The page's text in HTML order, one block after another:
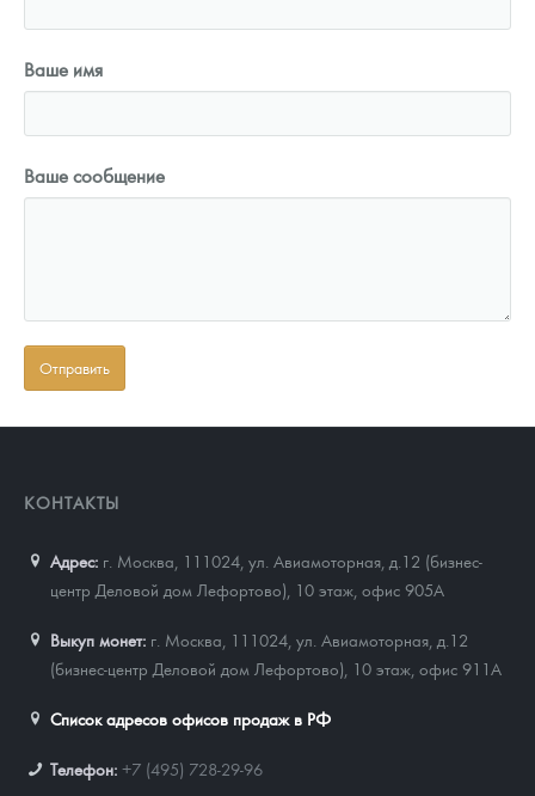
Ваше имя
Ваше сообщение
КОНТАКТЫ
Адрес: г. Москва, 111024 ул. Авиамоторная, д.12 (бизнес-
центр Деловой дом Лефортово), 10 этаж, офис 905А
Выкуп монет: г. Москва, 111024, ул. Авиамоторная, д.12
(бизнес-центр Деловой дом Лефортово), 10 этаж, офис 911А
Список адресов офисов продаж в РФ
Телефон: +7 (495) 728-29-96